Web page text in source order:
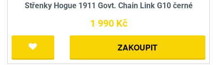
Střenky Hogue 1911 Govt. Chain Link G10 černé
1 990 Kč
ZAKOUPIT